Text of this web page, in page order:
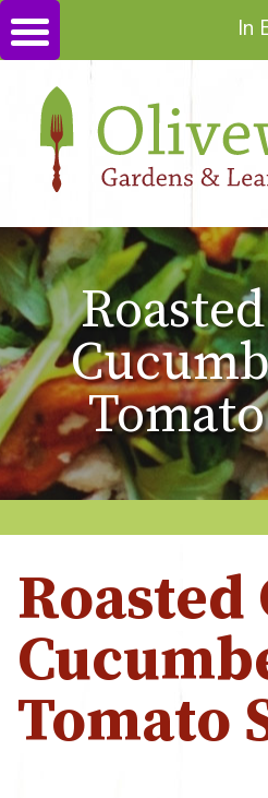
In
Roasted
Tomato